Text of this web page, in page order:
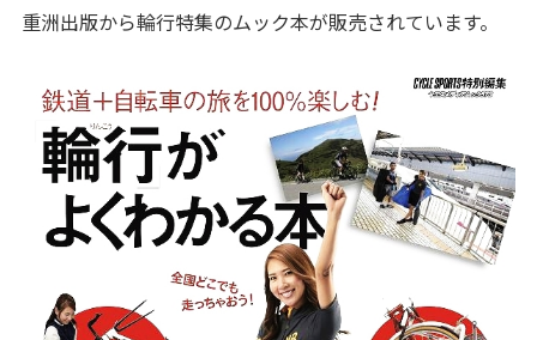
重洲出版から輪行特集のムック本が販売されています。